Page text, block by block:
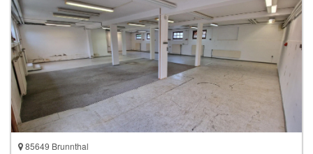
85649 Brunnthal